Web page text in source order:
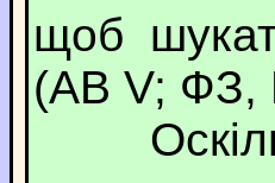
щоб
(AВ V; ФЗ,